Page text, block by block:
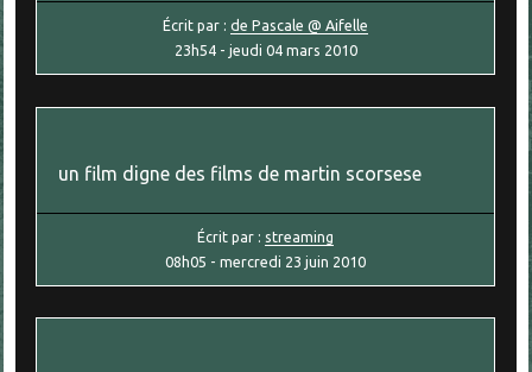
Écrit par :de Pascale @ Aifelle
23h54- jeudi 04 mars 2010
un film digne des films de martin scorsese
Écrit par : streaming
08h05 -mercredi 23 juin 2010